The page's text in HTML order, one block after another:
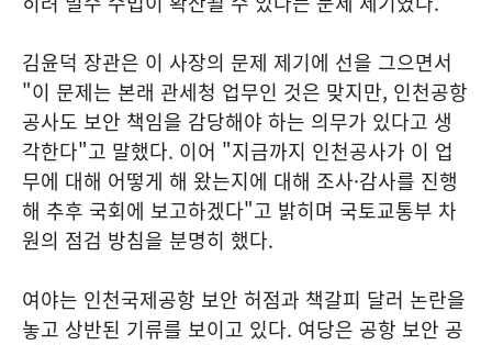
김윤덕 장관은 이 사장의 문제 제기에 선을 그으면서
"이 문제는 본래 관세청 업무인 것은 맞지만, 인천공항
공사도 보안 책임을 감당해야 하는 의무가 있다고 생
각한다"고 말했다. 이어 "지금까지 인천공사가 이 업
무에 대해 어떻게 해 왔는지에 대해 조사·감사를 진행
해 추후 국회에 보고하겠다"고 밝히며 국토교통부 차
원의 점검 방침을 분명히 했다.
여야는 인천국제공항 보안 허점과 책갈피 달러 논란을
놓고 상반된 기류를 보이고 있다. 여당은 공항 보안 공